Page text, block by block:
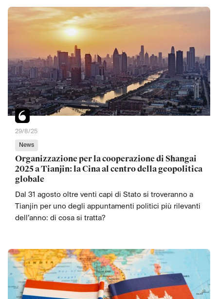
29/8/25
News
Organizzazione per la cooperazione di Shangai
2025 a Tianjin: la Cina al centro della geopolitica
globale
Dal 31 agosto oltre venti capi di Stato si troveranno a
Tianjin per uno degli appuntamenti politici più rilevanti
dell’anno: di cosa si tratta?